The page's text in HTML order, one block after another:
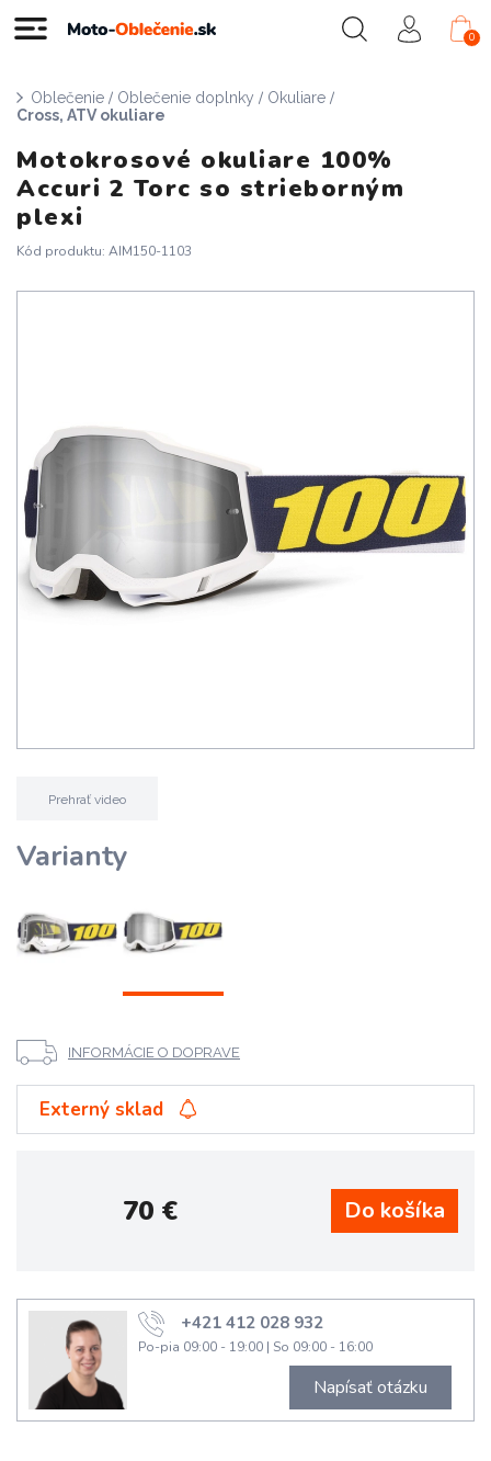
0
Oblečenie / Oblečenie doplnky / Okuliare /
Cross, ATV okuliare
Motokrosové okuliare 100%
Accuri 2 Torc so strieborným
plexi
Kód produktu: AIM150-1103
Prehrať video
Varianty
INFORMÁCIE O DOPRAVE
Externý sklad
70€
+421 412 028 932
Po-pia 09:00 - 19:00 | So 09:00 - 16:00
Napísať otázku